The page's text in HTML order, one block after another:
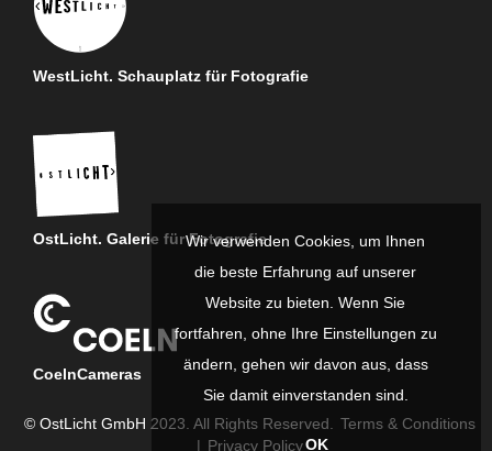
WestLicht. Schauplatz für Fotografie
OstLicht. Galerie für Fotografie
CoelnCameras
© OstLicht GmbH 2023. All Rights Reserved.
Terms & Conditions
| Privacy Policy
Wir verwenden Cookies, um Ihnen
die beste Erfahrung auf unserer
Website zu bieten. Wenn Sie
fortfahren, ohne Ihre Einstellungen zu
ändern, gehen wir davon aus, dass
Sie damit einverstanden sind.
OK